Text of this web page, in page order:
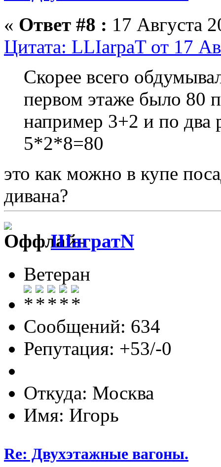
« Ответ #8 : 17 Августа
Цитата: LLIarpaT от 17
Скорее всего
первом этаже было 80
например 3+2 и по два
5*2*8=80
это как можно в купе
дивана?
ШагратN
Ветеран
Сообщений: 634
Репутация: +53/-0
Откуда: Москва
Имя: Игорь
Re: Двухэтажные вагоны.